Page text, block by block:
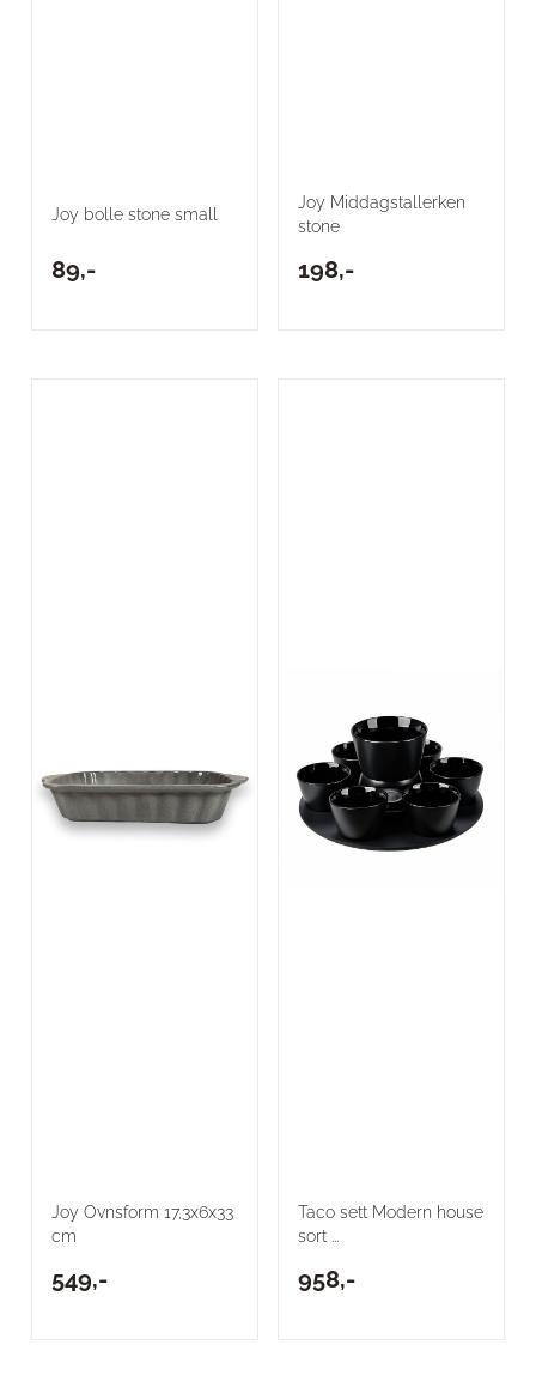
Joy bolle stone small
89,-
Joy Middagstallerken
stone
198,-
Joy Ovnsform 17,3x6x33
cm
549,-
Taco sett Modern house
sort ...
958,-